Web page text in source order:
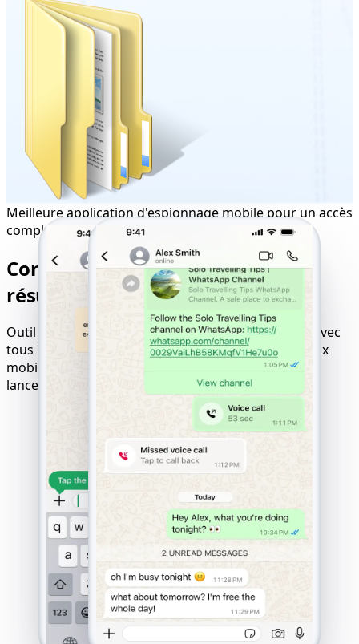
Meilleure application d'espionnage mobile pour un accès
complet
Compatibilité parfaite pour des
résultats de suivi optimaux
Outil en ligne de piratage de sites web compatible avec
tous les appareils, systèmes d'exploitation et réseaux
mobiles. Résultats garantis avec une logique de
lancement « paiement uniquement après succès ».